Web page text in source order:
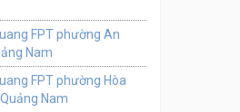
FPT phường An
Nam
FPT phường Hòa
Nam